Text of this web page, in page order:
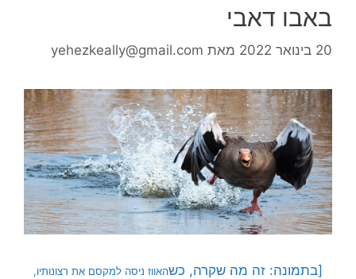
באבו דאבי
20 בינואר 2022 מאת yehezkeally@gmail.com
[בתמונה: זה מה שקרה, כשהאווז ניסה למקסם את רצונותיו,